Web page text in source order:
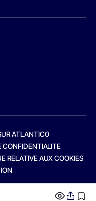
ATLANTICO
CONFIDENTIALITE
RELATIVE AUX COOKIES